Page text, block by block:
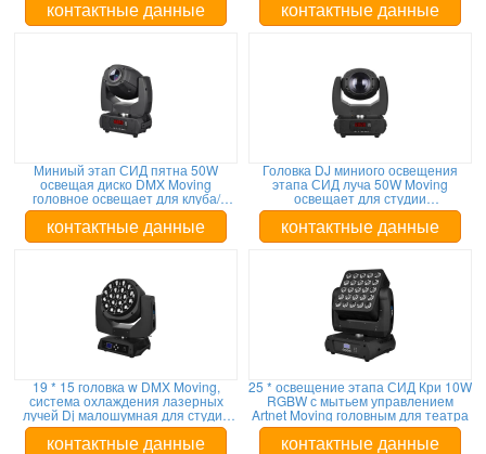
контактные данные
контактные данные
Миниый этап СИД пятна 50W
освещая диско DMX Moving
головное освещает для клуба/
партии/адвокатского сословия
контактные данные
Головка DJ миниого освещения
этапа СИД луча 50W Moving
освещает для студии
совершителей диапазона/TV
контактные данные
19 * 15 головка w DMX Moving,
система охлаждения лазерных
лучей Dj малошумная для студий
TV
контактные данные
25 * освещение этапа СИД Кри 10W
RGBW с мытьем управлением
Artnet Moving головным для театра
контактные данные